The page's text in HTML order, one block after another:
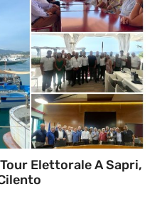
Elettorale A Sapri,